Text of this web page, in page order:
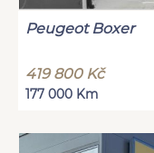
Peugeot Boxer
419 800 Kč
177 000 Km